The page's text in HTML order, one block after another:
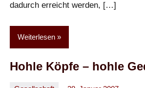
dadurch erreicht werden, […]
Weiterlesen
Hohle Köpfe – hohle